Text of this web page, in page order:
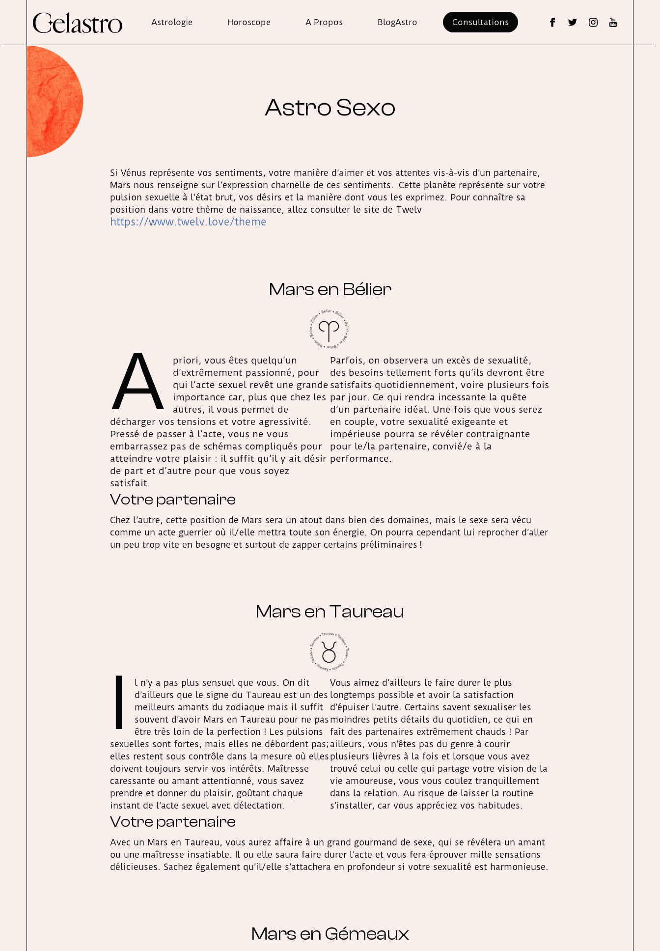
Astrologie Horoscope A Propos BlogAstro Consultations
Astro Sexo
Si Vénus représente vos sentiments, votre manière d’aimer et vos attentes vis-à-vis d’un partenaire,
Mars nous renseigne sur l’expression charnelle de ces sentiments. Cette planète représente sur votre
pulsion sexuelle à l’état brut, vos désirs et la manière dont vous les exprimez. Pour connaître sa
position dans votre thème de naissance, allez consulter le site de Twelv
https://www.twelv.love/theme
Mars en Bélier
A
priori, vous êtes quelqu’un
d’extrêmement passionné, pour
qui l’acte sexuel revêt une grande
importance car, plus que chez les
autres, il vous permet de
décharger vos tensions et votre agressivité.
Pressé de passer à l’acte, vous ne vous
embarrassez pas de schémas compliqués pour
atteindre votre plaisir : il suffit qu’il y ait désir
de part et d’autre pour que vous soyez
satisfait.
Parfois, on observera un excès de sexualité,
des besoins tellement forts qu’ils devront être
satisfaits quotidiennement, voire plusieurs fois
par jour. Ce qui rendra incessante la quête
d’un partenaire idéal. Une fois que vous serez
en couple, votre sexualité exigeante et
impérieuse pourra se révéler contraignante
pour le/la partenaire, convié/e à la
performance.
Votre partenaire
Chez l’autre, cette position de Mars sera un atout dans bien des domaines, mais le sexe sera vécu
comme un acte guerrier où il/elle mettra toute son énergie. On pourra cependant lui reprocher d’aller
un peu trop vite en besogne et surtout de zapper certains préliminaires !
Mars en Taureau
I
l n’y a pas plus sensuel que vous. On dit
d’ailleurs que le signe du Taureau est un des
meilleurs amants du zodiaque mais il suffit
souvent d’avoir Mars en Taureau pour ne pas
être très loin de la perfection ! Les pulsions
sexuelles sont fortes, mais elles ne débordent pas;
elles restent sous contrôle dans la mesure où elles
doivent toujours servir vos intérêts. Maîtresse
caressante ou amant attentionné, vous savez
prendre et donner du plaisir, goûtant chaque
instant de l’acte sexuel avec délectation.
Vous aimez d’ailleurs le faire durer le plus
longtemps possible et avoir la satisfaction
d’épuiser l’autre. Certains savent sexualiser les
moindres petits détails du quotidien, ce qui en
fait des partenaires extrêmement chauds ! Par
ailleurs, vous n’êtes pas du genre à courir
plusieurs lièvres à la fois et lorsque vous avez
trouvé celui ou celle qui partage votre vision de la
vie amoureuse, vous vous coulez tranquillement
dans la relation. Au risque de laisser la routine
s’installer, car vous appréciez vos habitudes.
Votre partenaire
Avec un Mars en Taureau, vous aurez affaire à un grand gourmand de sexe, qui se révélera un amant
ou une maîtresse insatiable. Il ou elle saura faire durer l’acte et vous fera éprouver mille sensations
délicieuses. Sachez également qu’il/elle s’attachera en profondeur si votre sexualité est harmonieuse.
Mars en Gémeaux